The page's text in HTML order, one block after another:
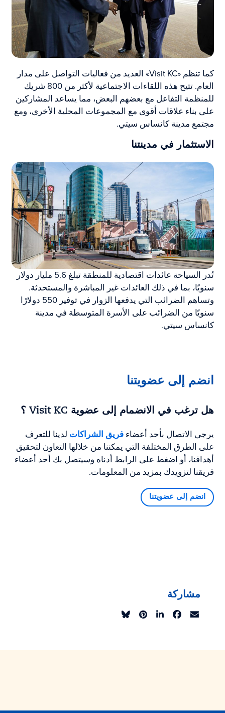
كما تنظم «Visit KC» العديد من فعاليات التواصل على مدار
العام. تتيح هذه اللقاءات الاجتماعية لأكثر من 800 شريك
للمنظمة التفاعل مع بعضهم البعض، مما يساعد المشاركين
على بناء علاقات أقوى مع المجموعات المحلية الأخرى، ومع
مجتمع مدينة كانساس سيتي.
الاستثمار في مدينتنا
تُدر السياحة عائدات اقتصادية للمنطقة تبلغ 5.6 مليار دولار
سنويًا، بما في ذلك العائدات غير المباشرة والمستحدثة.
وتساهم الضرائب التي يدفعها الزوار في توفير 550 دولارًا
سنويًا من الضرائب على الأسرة المتوسطة في مدينة
كانساس سيتي.
انضم إلى عضويتنا
هل ترغب في الانضمام إلى عضوية Visit KC ؟
يرجى الاتصال بأحد أعضاءفريق الشراكات لدينا للتعرف
على الطرق المختلفة التي يمكننا من خلالها التعاون لتحقيق
أهدافنا، أو اضغط على الرابط أدناه وسيتصل بك أحد أعضاء
فريقنا لتزويدك بمزيد من المعلومات.
انضم إلى عضويتنا
مشاركة